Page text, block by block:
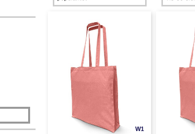
W1